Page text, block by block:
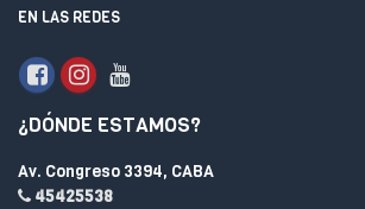
EN LAS REDES
¿DÓNDE ESTAMOS?
Av. Congreso 3394, CABA
45425538